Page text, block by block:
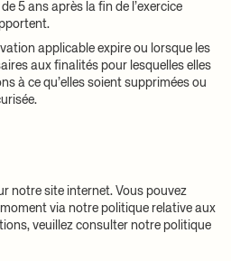
5 ans après la fin de l’exercice
applicable expire ou lorsque les
aux finalités pour lesquelles elles
à ce qu’elles soient supprimées ou
notre site internet. Vous pouvez
via notre politique relative aux
veuillez consulter notre politique